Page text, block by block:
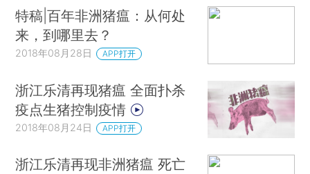
特稿|百年非洲猪瘟：从何处
来，到哪里去？
2018年08月28日 APP打开
浙江乐清再现猪瘟 全面扑杀
疫点生猪控制疫情
2018年08月24日 APP打开
浙江乐清再现非洲猪瘟 死亡